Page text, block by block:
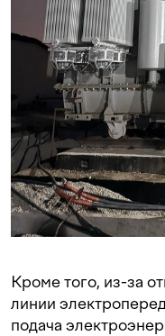
Кроме того, из-за
линии
подача